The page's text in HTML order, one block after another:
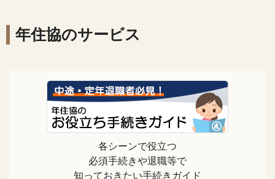
年住協のサービス
各シーンで役立つ
必須手続きや退職等で
知っておきたい手続きガイド